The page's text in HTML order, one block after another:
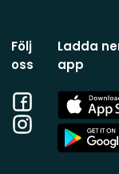
Följ
oss
Facebook
Instagram
Ladda
app
App
Store
App
Store